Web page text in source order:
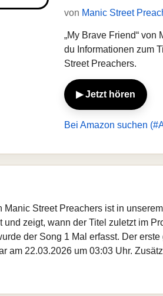
von Manic Street
„My Brave Friend“
du Informationen zum
Street Preachers.
▶ Jetzt hören
Bei Amazon suchen
Manic Street Preachers ist in
und zeigt, wann der Titel zuletzt im
der Song 1 Mal erfasst. Der
am 22.03.2026 um 03:03 Uhr.